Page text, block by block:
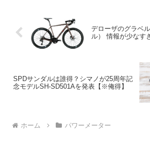
デローザのグラベ
ル） 情報が少なす
SPDサンダルは誰得？シマノが25周年記
念モデルSH-SD501Aを発表【※俺得】
ホーム パワーメーター